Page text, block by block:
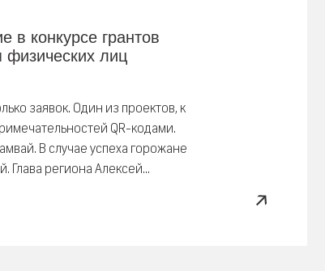
в конкурсе грантов
физических лиц
заявок. Один из проектов, к
QR-кодами.
В случае успеха горожане
Глава региона Алексей...